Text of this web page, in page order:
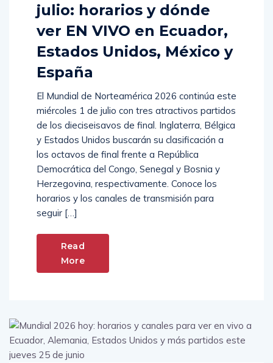
julio: horarios y dónde
ver EN VIVO en Ecuador,
Estados Unidos, México y
España
El Mundial de Norteamérica 2026 continúa este
miércoles 1 de julio con tres atractivos partidos
de los dieciseisavos de final. Inglaterra, Bélgica
y Estados Unidos buscarán su clasificación a
los octavos de final frente a República
Democrática del Congo, Senegal y Bosnia y
Herzegovina, respectivamente. Conoce los
horarios y los canales de transmisión para
seguir […]
Read
More